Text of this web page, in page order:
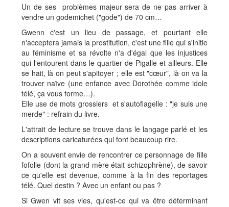
Un de ses problèmes majeur sera de ne pas arriver à
vendre un godemichet ("gode") de 70 cm…
Gwenn c'est un lieu de passage, et pourtant elle
n'acceptera jamais la prostitution, c'est une fille qui s'initie
au féminisme et sa révolte n'a d'égal que les injustices
qui l'entourent dans le quartier de Pigalle et ailleurs. Elle
se hait, là on peut s'apitoyer ; elle est "cœur", là on va la
trouver naïve (une enfance avec Dorothée comme idole
télé, ça vous forme…).
Elle use de mots grossiers et s'autoflagelle : "je suis une
merde" : refrain du livre.
L'attrait de lecture se trouve dans le langage parlé et les
descriptions caricaturées qui font beaucoup rire.
On a souvent envie de rencontrer ce personnage de fille
fofolle (dont la grand-mère était schizophrène), de savoir
ce qu'elle est devenue, comme à la fin des reportages
télé. Quel destin ? Avec un enfant ou pas ?
Si Gwen vit ses vies, qu'est-ce qui va être déterminant